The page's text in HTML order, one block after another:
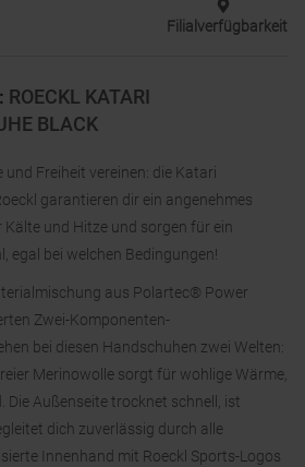
: ROECKL KATARI
BLACK
und Freiheit vereinen: die Katari
garantieren dir ein angenehmes
und Hitze und sorgen für ein
egal bei welchen Bedingungen!
aus Polartec® Power
Zwei-Komponenten-
bei diesen Handschuhen zwei Welten:
Merinowolle sorgt für wohlige Wärme,
Die Außenseite trocknet schnell, ist
dich zuverlässig durch alle
Innenhand mit Roeckl Sports-Logos
Filialverfügbarkeit